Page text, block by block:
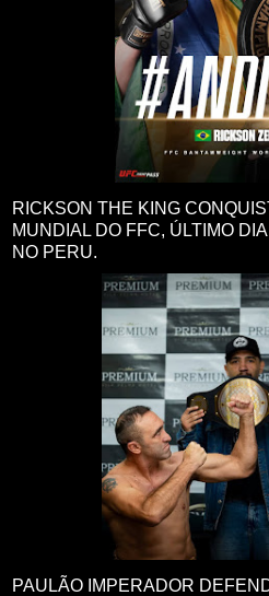
RICKSON THE KING
MUNDIAL DO FFC, ÚLTIMO
NO PERU.
PAULÃO IMPERADOR